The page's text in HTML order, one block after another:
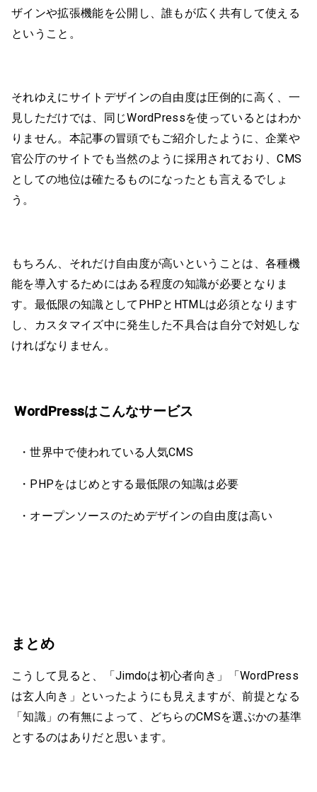
ザインや拡張機能を公開し、誰もが広く共有して使える
ということ。
それゆえにサイトデザインの自由度は圧倒的に高く、一
見しただけでは、同じWordPressを使っているとはわか
りません。本記事の冒頭でもご紹介したように、企業や
官公庁のサイトでも当然のように採用されており、CMS
としての地位は確たるものになったとも言えるでしょ
う。
もちろん、それだけ自由度が高いということは、各種機
能を導入するためにはある程度の知識が必要となりま
す。最低限の知識としてPHPとHTMLは必須となります
し、カスタマイズ中に発生した不具合は自分で対処しな
ければなりません。
WordPressはこんなサービス
・世界中で使われている人気CMS
・PHPをはじめとする最低限の知識は必要
・オープンソースのためデザインの自由度は高い
まとめ
こうして見ると、「Jimdoは初心者向き」「WordPress
は玄人向き」といったようにも見えますが、前提となる
「知識」の有無によって、どちらのCMSを選ぶかの基準
とするのはありだと思います。